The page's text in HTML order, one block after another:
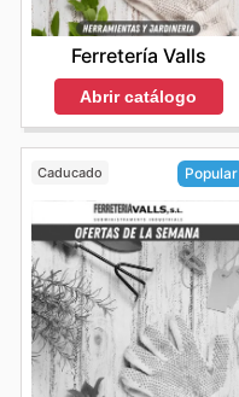
Ferretería Valls
Abrir catálogo
Caducado Popular